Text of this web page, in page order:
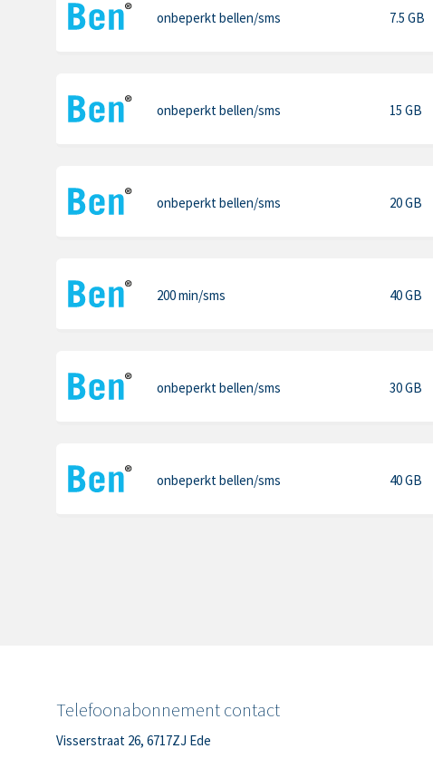
onbeperkt bellen/sms 7.5 GB
onbeperkt bellen/sms 15 GB
onbeperkt bellen/sms 20 GB
200 min/sms 40 GB
onbeperkt bellen/sms 30 GB
onbeperkt bellen/sms 40 GB
Telefoonabonnement contact
Visserstraat 26, 6717ZJ Ede